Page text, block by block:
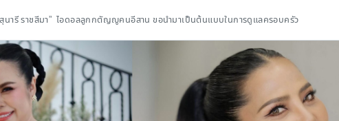
นารี ราชสีมา” ไอดอลลูกกตัญญูคนอีสาน ขอนำมาเป็นต้นแบบในการดูแลครอบครัว